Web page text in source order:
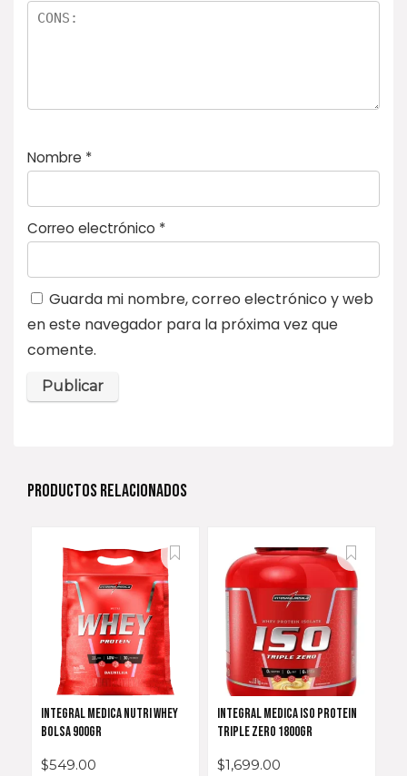
Nombre *
Correo electrónico *
Guarda mi nombre, correo electrónico y web
en este navegador para la próxima vez que
comente.
PRODUCTOS RELACIONADOS
INTEGRAL MEDICA NUTRI WHEY
BOLSA 900GR
$549.00
INTEGRAL MEDICA ISO PROTEIN
TRIPLE ZERO 1800GR
$1,699.00